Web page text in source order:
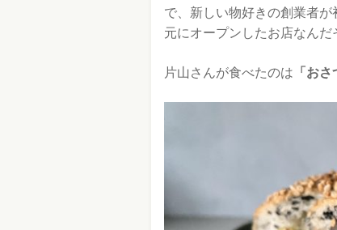
で、新しい物好きの創業者
元にオープンしたお店なんだ
片山さんが食べたのは 「お